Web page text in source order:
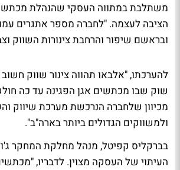
משתלבת במתווה העסקי שהנהלת
הציבה לעצמה. "לחברה מספר אתגרים
ובראשם שיפור והרחבת צינורות השווק
להערכתו, "אלבאו תהווה צינור שווק
שוק שבו מכתשים אגן הפגינה עד כה
מכיוון שלחברה הנרכשת מערכת שיווק
ולמשווקים הגדולים ביותר בארה"ב".
בברקליס קפיטל, מנהל מחלקת המחקר
העיתוי של העסקה מצוין. לדבריו,